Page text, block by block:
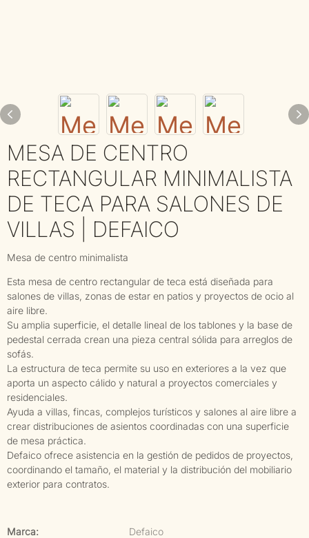
MESA DE CENTRO
RECTANGULAR MINIMALISTA
DE TECA PARA SALONES DE
VILLAS | DEFAICO
Mesa de centro minimalista
Esta mesa de centro rectangular de teca está diseñada para
salones de villas, zonas de estar en patios y proyectos de ocio al
aire libre.
Su amplia superficie, el detalle lineal de los tablones y la base de
pedestal cerrada crean una pieza central sólida para arreglos de
sofás.
La estructura de teca permite su uso en exteriores a la vez que
aporta un aspecto cálido y natural a proyectos comerciales y
residenciales.
Ayuda a villas, fincas, complejos turísticos y salones al aire libre a
crear distribuciones de asientos coordinadas con una superficie
de mesa práctica.
Defaico ofrece asistencia en la gestión de pedidos de proyectos,
coordinando el tamaño, el material y la distribución del mobiliario
exterior para contratos.
Marca:
Defaico